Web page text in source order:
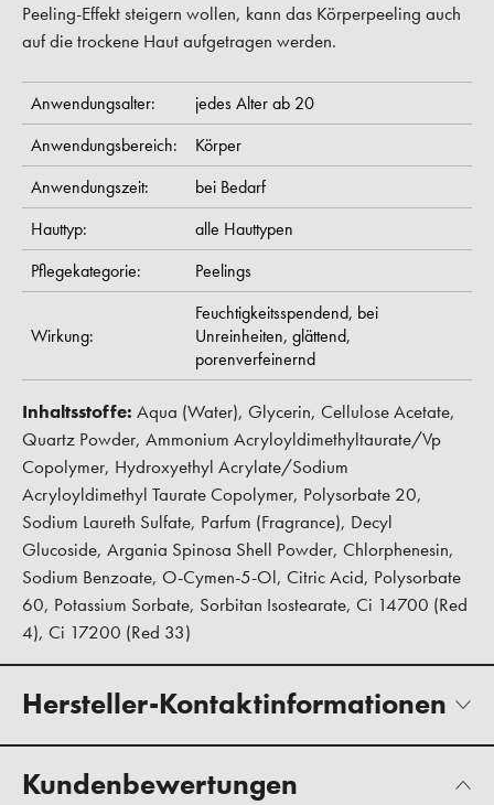
Peeling-Effekt steigern wollen, kann das Körperpeeling auch
auf die trockene Haut aufgetragen werden.
Anwendungsalter:
jedes Alter ab 20
Anwendungsbereich:
Körper
Anwendungszeit:
bei Bedarf
Hauttyp:
alle Hauttypen
Pflegekategorie:
Peelings
Wirkung:
Feuchtigkeitsspendend, bei
Unreinheiten, glättend,
porenverfeinernd
Inhaltsstoffe: Aqua (Water), Glycerin, Cellulose Acetate,
Quartz Powder, Ammonium Acryloyldimethyltaurate/Vp
Copolymer, Hydroxyethyl Acrylate/Sodium
Acryloyldimethyl Taurate Copolymer, Polysorbate 20,
Sodium Laureth Sulfate, Parfum (Fragrance), Decyl
Glucoside, Argania Spinosa Shell Powder, Chlorphenesin,
Sodium Benzoate, O-Cymen-5-Ol, Citric Acid, Polysorbate
60, Potassium Sorbate, Sorbitan Isostearate, Ci 14700 (Red
4), Ci 17200 (Red 33)
Hersteller-Kontaktinformationen
Kundenbewertungen